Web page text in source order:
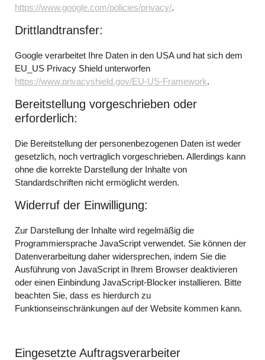
https://www.google.com/policies/privacy/.
Drittlandtransfer:
Google verarbeitet Ihre Daten in den USA und hat sich dem
EU_US Privacy Shield unterworfen
https://www.privacyshield.gov/EU-US-Framework.
Bereitstellung vorgeschrieben oder
erforderlich:
Die Bereitstellung der personenbezogenen Daten ist weder
gesetzlich, noch vertraglich vorgeschrieben. Allerdings kann
ohne die korrekte Darstellung der Inhalte von
Standardschriften nicht ermöglicht werden.
Widerruf der Einwilligung:
Zur Darstellung der Inhalte wird regelmäßig die
Programmiersprache JavaScript verwendet. Sie können der
Datenverarbeitung daher widersprechen, indem Sie die
Ausführung von JavaScript in Ihrem Browser deaktivieren
oder einen Einbindung JavaScript-Blocker installieren. Bitte
beachten Sie, dass es hierdurch zu
Funktionseinschränkungen auf der Website kommen kann.
Eingesetzte Auftragsverarbeiter